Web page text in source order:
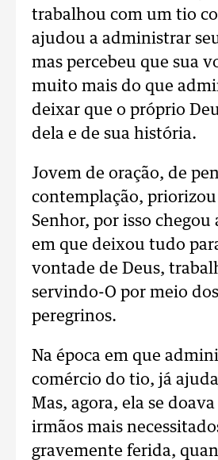
trabalhou com um tio
ajudou a administrar
mas percebeu que sua
muito mais do que
deixar que o próprio
dela e de sua história.
Jovem de oração, de
contemplação,
Senhor, por isso chegou
em que deixou tudo
vontade de Deus,
servindo-O por meio
peregrinos.
Na época em que
comércio do tio, já
Mas, agora, ela se doava
irmãos mais
gravemente ferida,